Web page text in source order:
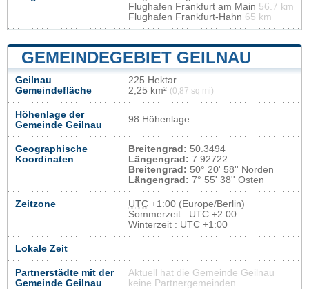
Flughafen Frankfurt am Main 56.7 km
Flughafen Frankfurt-Hahn 65 km
GEMEINDEGEBIET GEILNAU
Geilnau
Gemeindefläche
225 Hektar
2,25 km² (0,87 sq mi)
Höhenlage der
Gemeinde Geilnau
98 Höhenlage
Geographische
Koordinaten
Breitengrad: 50.3494
Längengrad: 7.92722
Breitengrad: 50° 20' 58'' Norden
Längengrad: 7° 55' 38'' Osten
Zeitzone UTC +1:00 (Europe/Berlin)
Sommerzeit : UTC +2:00
Winterzeit : UTC +1:00
Lokale Zeit
Partnerstädte mit der
Gemeinde Geilnau
Aktuell hat die Gemeinde Geilnau
keine Partnergemeinden